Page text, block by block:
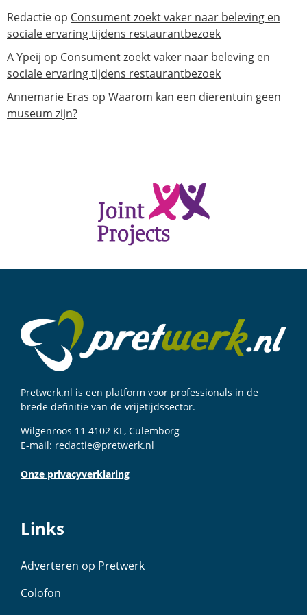
Redactie op Consument zoekt vaker naar beleving en
sociale ervaring tijdens restaurantbezoek
A Ypeij op Consument zoekt vaker naar beleving en
sociale ervaring tijdens restaurantbezoek
Annemarie Eras op Waarom kan een dierentuin geen
museum zijn?
Pretwerk.nl is een platform voor professionals in de
brede definitie van de vrijetijdssector.
Wilgenroos 11 4102 KL, Culemborg
E-mail: redactie@pretwerk.nl
Onze privacyverklaring
Links
Adverteren op Pretwerk
Colofon